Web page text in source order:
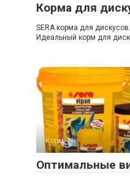
Корма для
SERA корма для
Идеальный корм для
Корм
Оптимальные